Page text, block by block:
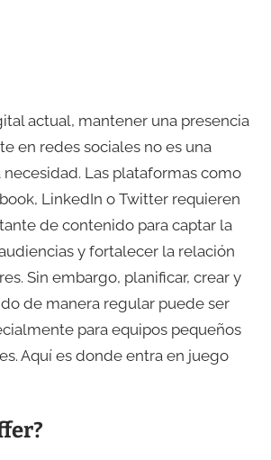
actual, mantener una presencia
en redes sociales no es una
necesidad. Las plataformas como
LinkedIn o Twitter requieren
de contenido para captar la
y fortalecer la relación
Sin embargo, planificar, crear y
de manera regular puede ser
para equipos pequeños
Aquí es donde entra en juego